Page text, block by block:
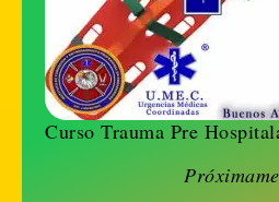
Curso Trauma Pre